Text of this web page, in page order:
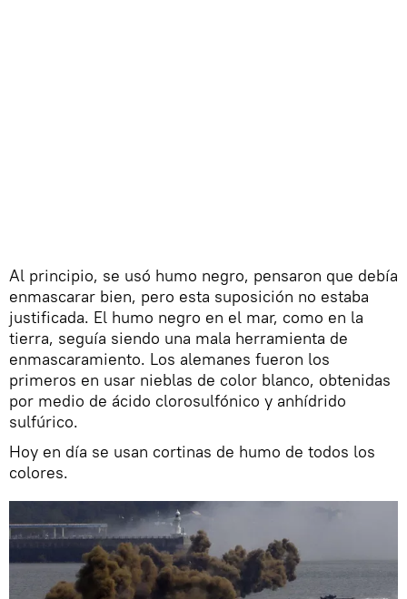
Al principio, se usó humo negro, pensaron que debía
enmascarar bien, pero esta suposición no estaba
justificada. El humo negro en el mar, como en la
tierra, seguía siendo una mala herramienta de
enmascaramiento. Los alemanes fueron los
primeros en usar nieblas de color blanco, obtenidas
por medio de ácido clorosulfónico y anhídrido
sulfúrico.
Hoy en día se usan cortinas de humo de todos los
colores.